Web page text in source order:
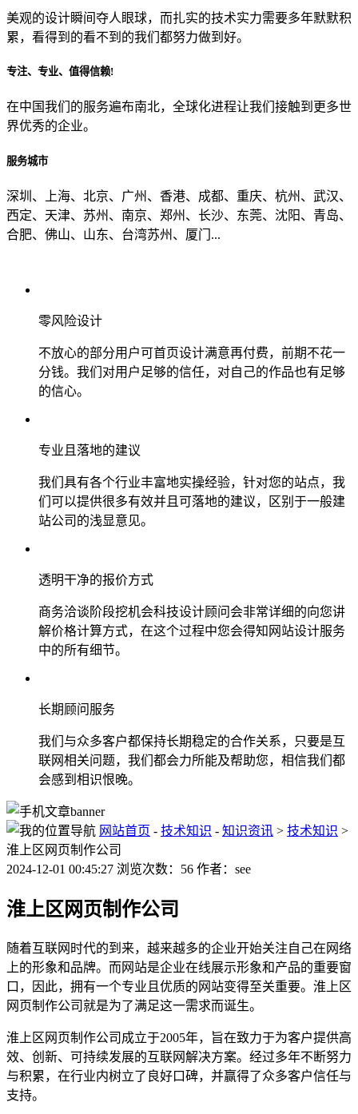
目前主要的营销渠道是？
美观的设计瞬间夺人眼球，而扎实的技术实力需要多年默默积
累，看得到的看不到的我们都努力做到好。
专注、专业、值得信赖!
在中国我们的服务遍布南北，全球化进程让我们接触到更多世
界优秀的企业。
服务城市
深圳、上海、北京、广州、香港、成都、重庆、杭州、武汉、
西定、天津、苏州、南京、郑州、长沙、东莞、沈阳、青岛、
合肥、佛山、山东、台湾苏州、厦门...
零风险设计
不放心的部分用户可首页设计满意再付费，前期不花一
分钱。我们对用户足够的信任，对自己的作品也有足够
的信心。
专业且落地的建议
我们具有各个行业丰富地实操经验，针对您的站点，我
们可以提供很多有效并且可落地的建议，区别于一般建
站公司的浅显意见。
透明干净的报价方式
商务洽谈阶段挖机会科技设计顾问会非常详细的向您讲
解价格计算方式，在这个过程中您会得知网站设计服务
中的所有细节。
长期顾问服务
我们与众多客户都保持长期稳定的合作关系，只要是互
联网相关问题，我们都会力所能及帮助您，相信我们都
会感到相识恨晚。
网站首页 - 技术知识 - 知识资讯 > 技术知识 >
淮上区网页制作公司
2024-12-01 00:45:27 浏览次数：56 作者：see
淮上区网页制作公司
随着互联网时代的到来，越来越多的企业开始关注自己在网络
上的形象和品牌。而网站是企业在线展示形象和产品的重要窗
口，因此，拥有一个专业且优质的网站变得至关重要。淮上区
网页制作公司就是为了满足这一需求而诞生。
淮上区网页制作公司成立于2005年，旨在致力于为客户提供高
效、创新、可持续发展的互联网解决方案。经过多年不断努力
与积累，在行业内树立了良好口碑，并赢得了众多客户信任与
支持。